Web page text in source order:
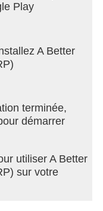
Play
A Better
terminée,
démarrer
utiliser A Better
sur votre